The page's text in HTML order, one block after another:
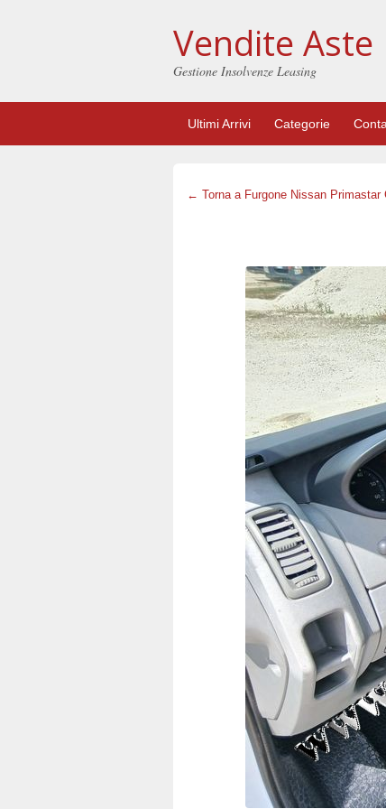
Vendite Aste
Gestione Insolvenze Leasing
Ultimi Arrivi Categorie
← Torna a Furgone Nissan Primastar